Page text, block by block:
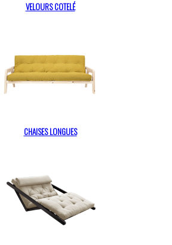
VELOURS COTELÉ
CHAISES LONGUES